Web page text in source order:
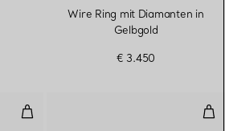
Wire Ring mit Diamanten in
Gelbgold
€ 3.450
Zweireihiger Ring in Gelbgold